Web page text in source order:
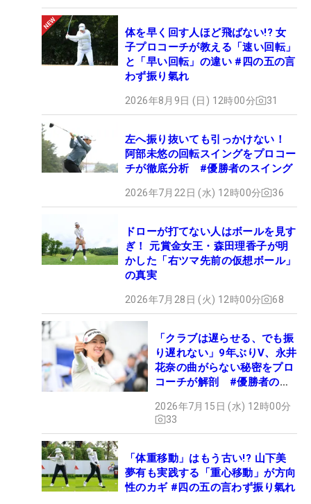
体を早く回す人ほど飛ばない!? 女
子プロコーチが教える「速い回転」
と「早い回転」の違い #四の五の言
わず振り氣れ
2026年8月9日 (日) 12時00分 31
左へ振り抜いても引っかけない！
阿部未悠の回転スイングをプロコー
チが徹底分析 #優勝者のスイング
2026年7月22日 (水) 12時00分 36
ドローが打てない人はボールを見す
ぎ！ 元賞金女王・森田理香子が明
かした「右ツマ先前の仮想ボール」
の真実
2026年7月28日 (火) 12時00分 68
「クラブは遅らせる、でも振
り遅れない」9年ぶりV、永井
花奈の曲がらない秘密をプロ
コーチが解剖 #優勝者のス
2026年7月15日 (水) 12時00分
33
「体重移動」はもう古い!? 山下美
夢有も実践する「重心移動」が方向
性のカギ #四の五の言わず振り氣れ